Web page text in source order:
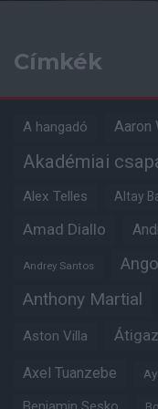
Címkék
A hangadó Aaron
Akadémiai
Alex Telles Altay
Amad Diallo
Andrey Santos
Anthony Martial
Aston Villa
Axel Tuanzebe